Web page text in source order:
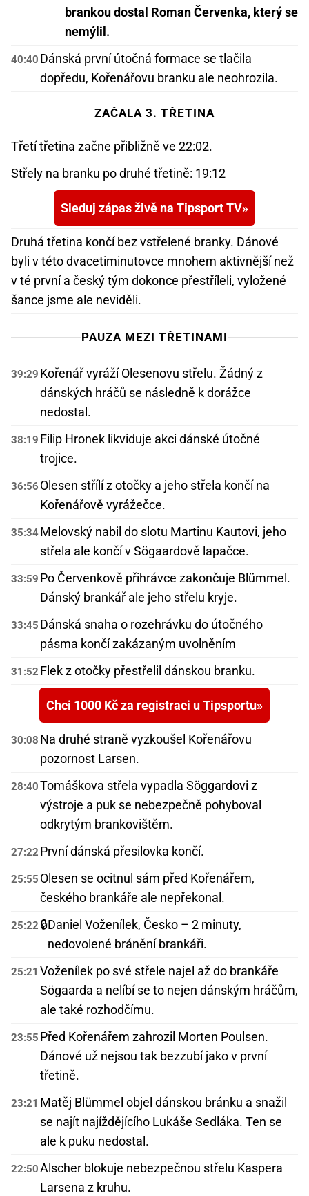
brankou dostal Roman Červenka, který se
nemýlil.
40:40 Dánská první útočná formace se tlačila
dopředu, Kořenářovu branku ale neohrozila.
ZAČALA 3. TŘETINA
Třetí třetina začne přibližně ve 22:02.
Střely na branku po druhé třetině: 19:12
Sleduj zápas živě na Tipsport TV
Druhá třetina končí bez vstřelené branky. Dánové
byli v této dvacetiminutovce mnohem aktivnější než
v té první a český tým dokonce přestříleli, vyložené
šance jsme ale neviděli.
PAUZA MEZI TŘETINAMI
39:29 Kořenář vyráží Olesenovu střelu. Žádný z
dánských hráčů se následně k dorážce
nedostal.
38:19 Filip Hronek likviduje akci dánské útočné
trojice.
36:56 Olesen střílí z otočky a jeho střela končí na
Kořenářově vyrážečce.
35:34Melovský nabil do slotu Martinu Kautovi, jeho
střela ale končí v Sögaardově lapačce.
33:59 Po Červenkově přihrávce zakončuje Blümmel.
Dánský brankář ale jeho střelu kryje.
33:45 Dánská snaha o rozehrávku do útočného
pásma končí zakázaným uvolněním
31:52 Flek z otočky přestřelil dánskou branku.
Chci 1000 Kč za registraci u Tipsportu
30:08 Na druhé straně vyzkoušel Kořenářovu
pozornost Larsen.
28:40Tomáškova střela vypadla Söggardovi z
výstroje a puk se nebezpečně pohyboval
odkrytým brankovištěm.
27:22 První dánská přesilovka končí.
25:55 Olesen se ocitnul sám před Kořenářem,
českého brankáře ale nepřekonal.
25:22 🔒Daniel Voženílek, Česko – 2 minuty,
nedovolené bránění brankáři.
25:21 Voženílek po své střele najel až do brankáře
Sögaarda a nelíbí se to nejen dánským hráčům,
ale také rozhodčímu.
23:55 Před Kořenářem zahrozil Morten Poulsen.
Dánové už nejsou tak bezzubí jako v první
třetině.
23:21 Matěj Blümmel objel dánskou bránku a snažil
se najít najíždějícího Lukáše Sedláka. Ten se
ale k puku nedostal.
22:50Alscher blokuje nebezpečnou střelu Kaspera
Larsena z kruhu.